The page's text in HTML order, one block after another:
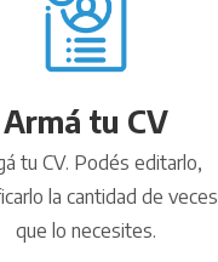
Armá tu CV
tu CV. Podés editarlo,
la cantidad de veces
que lo necesites.